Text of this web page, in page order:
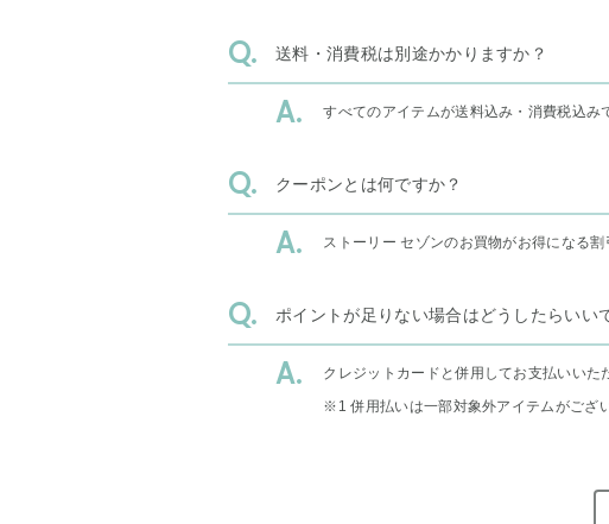
送料・消費税は別途かかりますか？
すべてのアイテムが送料込み・消費税込み
クーポンとは何ですか？
ストーリー セゾンのお買物がお得になる
ポイントが足りない場合はどうしたらいい
クレジットカードと併用してお支払いいた
※1 併用払いは一部対象外アイテムがござ